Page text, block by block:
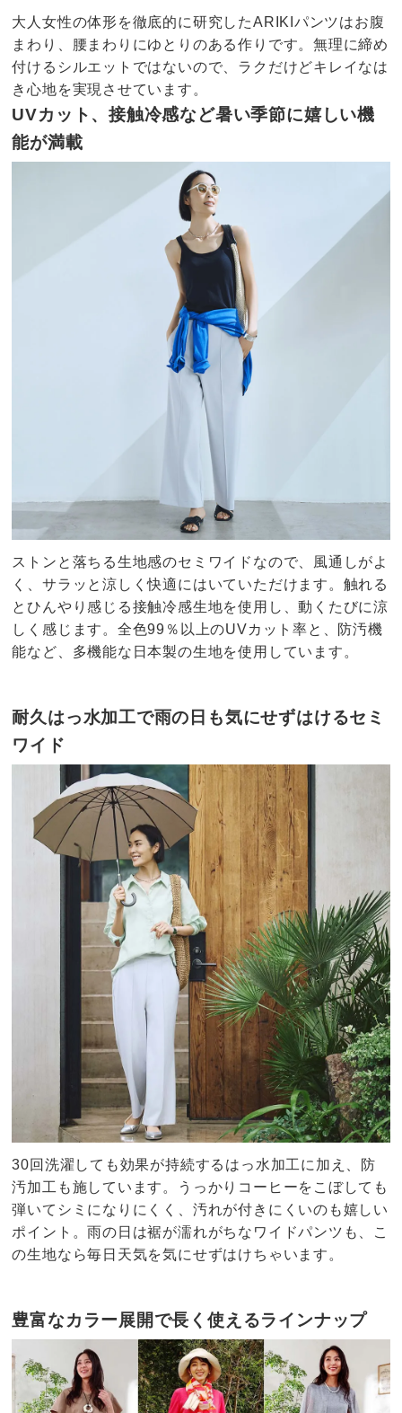
大人女性の体形を徹底的に研究したARIKIパンツはお腹
まわり、腰まわりにゆとりのある作りです。無理に締め
付けるシルエットではないので、ラクだけどキレイなは
き心地を実現させています。
UVカット、接触冷感など暑い季節に嬉しい機
能が満載
ストンと落ちる生地感のセミワイドなので、風通しがよ
く、サラッと涼しく快適にはいていただけます。触れる
とひんやり感じる接触冷感生地を使用し、動くたびに涼
しく感じます。全色99％以上のUVカット率と、防汚機
能など、多機能な日本製の生地を使用しています。
耐久はっ水加工で雨の日も気にせずはけるセミ
ワイド
30回洗濯しても効果が持続するはっ水加工に加え、防
汚加工も施しています。うっかりコーヒーをこぼしても
弾いてシミになりにくく、汚れが付きにくいのも嬉しい
ポイント。雨の日は裾が濡れがちなワイドパンツも、こ
の生地なら毎日天気を気にせずはけちゃいます。
豊富なカラー展開で長く使えるラインナップ